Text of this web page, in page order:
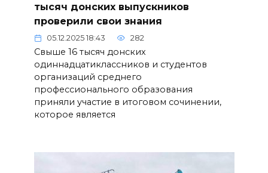
тысяч донских выпускников
проверили свои знания
05.12.2025 18:43 282
Свыше 16 тысяч донских
одиннадцатиклассников и студентов
организаций среднего
профессионального образования
приняли участие в итоговом сочинении,
которое является